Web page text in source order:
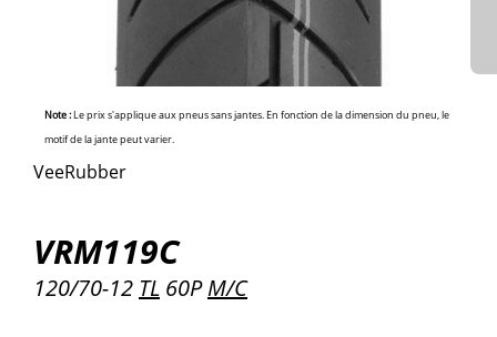
Note :Le prix s'applique aux pneus sans jantes. En fonction de la dimension du pneu, le
motif de la jante peut varier.
VeeRubber
VRM119C
120/70-12 TL 60P M/C